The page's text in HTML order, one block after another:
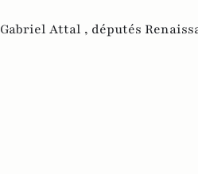
Gabriel Attal , députés